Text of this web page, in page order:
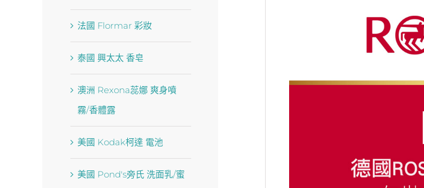
法國 Flormar 彩妝
泰國 興太太 香皂
澳洲 Rexona蕊娜 爽身噴
霧/香體露
美國 Kodak柯達 電池
美國 Pond′s旁氏 洗面乳/蜜